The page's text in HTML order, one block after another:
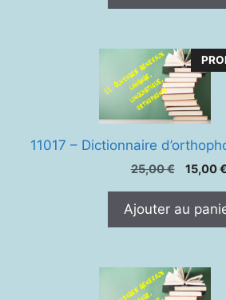
11017 – Dictionnaire
25,00€
Le
était :
15,00€
Ajouter au